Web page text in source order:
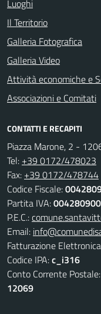
Luoghi
Il Territorio
Galleria Fotografica
Galleria Video
Attività economiche e
Associazioni e Comitati
CONTATTI E RECAPITI
Piazza Marone, 2 -
Tel: +39 0172/478023
Fax: +39 0172/478744
Codice Fiscale:
Partita IVA:
P.E.C.:
Email:
Fatturazione
Codice IPA:c_i316
Conto Corrente Postale:
12069